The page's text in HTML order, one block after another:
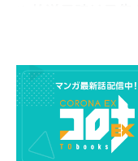
発売後即重版の
ー、コミカライズ
原作・岬先生に
特別漫画を収録！